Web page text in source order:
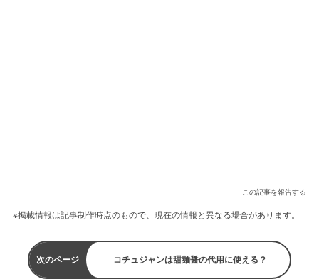
この記事を報告する
※掲載情報は記事制作時点のもので、現在の情報と異なる場合があります。
次のページ コチュジャンは甜麺醤の代用に使える？